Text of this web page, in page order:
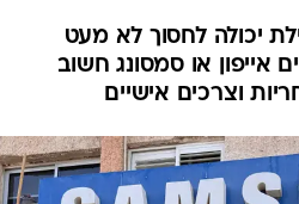
יכולה לחסוך לא מעט
אייפון או סמסונג חשוב
וצרכים אישיים